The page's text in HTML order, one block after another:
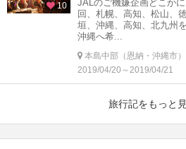
10
JALのご機嫌企画どこか
回、札幌、高知、松山、
垣、沖縄、高知、北九州
沖縄へ希...
本島中部（恩納・沖縄市）
2019/04/20～2019/04/21
旅行記をもっと